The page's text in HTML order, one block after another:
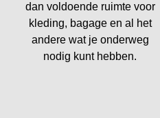
dan voldoende ruimte voor
kleding, bagage en al het
andere wat je onderweg
nodig kunt hebben.